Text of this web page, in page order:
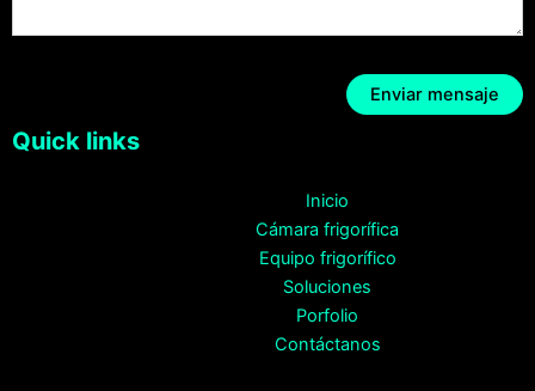
Quick links
Inicio
Cámara frigorífica
Equipo frigorífico
Soluciones
Porfolio
Contáctanos